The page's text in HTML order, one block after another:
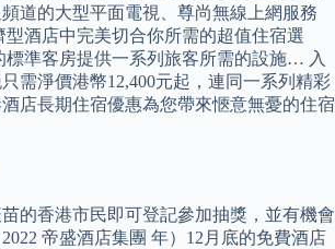
道的大型平面電視、尊尚無線上網服務
酒店中完美切合你所需的超值住宿選
標準客房提供一系列旅客所需的設施… 入
需淨價港幣12,400元起，連同一系列精彩
店長期住宿優惠為您帶來愜意無憂的住宿
的香港市民即可登記參加抽獎，並有機會
帝盛酒店集團 年）12月底的免費酒店